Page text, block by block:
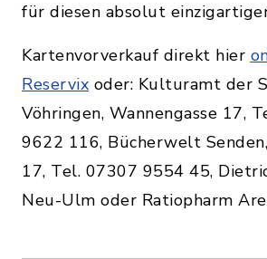
für diesen absolut
Kartenvorverkauf direkt hier
Reservix oder: Kulturamt der
Vöhringen, Wannengasse 17,
9622 116, Bücherwelt
17, Tel. 07307 9554 45,
Neu-Ulm oder Ratiopharm